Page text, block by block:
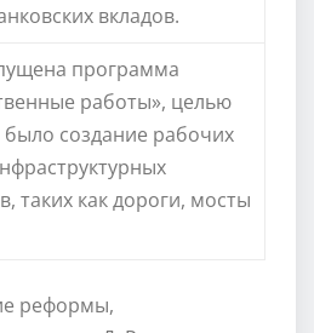
вкладов.
программа
работы», целью
было создание рабочих
таких как дороги, мосты
реформы,